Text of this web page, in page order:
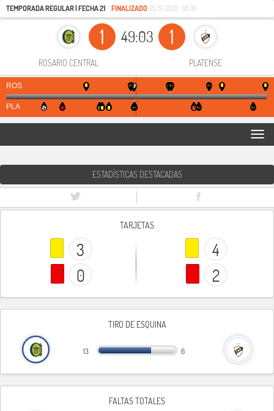
TEMPORADA REGULAR | FECHA 21 FINALIZADO
49:03
25/9/2022 18:30
ROSARIO CENTRAL
1
PLATENSE
1
ROS
PLA
ESTADÍSTICAS DESTACADAS
TARJETAS
3
0
4
2
TIRO DE ESQUINA
13 6
FALTAS TOTALES